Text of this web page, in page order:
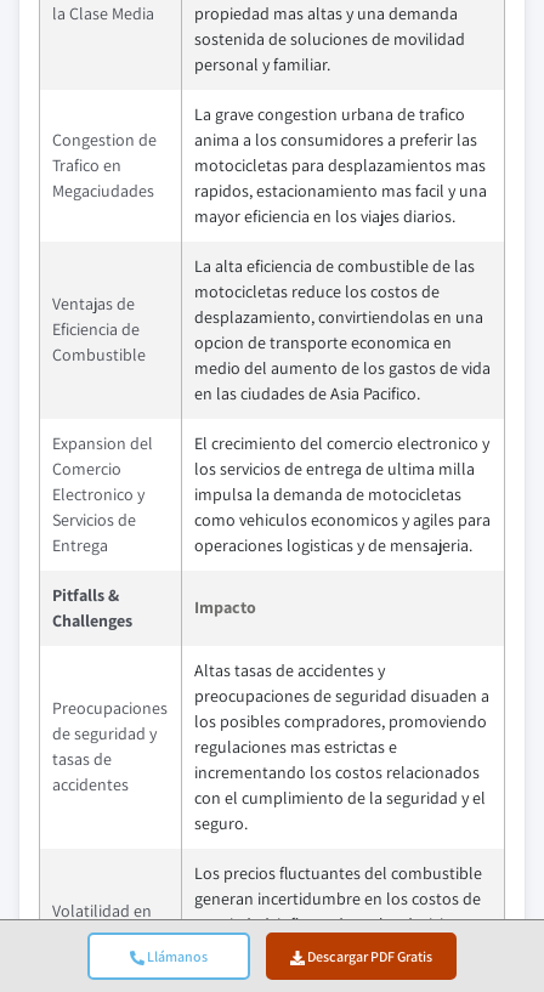
Llámanos Descargar PDF Gratis
la Clase Media
propiedad mas altas y una demanda
sostenida de soluciones de movilidad
personal y familiar.
Congestion de
Trafico en
Megaciudades
La grave congestion urbana de trafico
anima a los consumidores a preferir las
motocicletas para desplazamientos mas
rapidos, estacionamiento mas facil y una
mayor eficiencia en los viajes diarios.
Ventajas de
Eficiencia de
Combustible
La alta eficiencia de combustible de las
motocicletas reduce los costos de
desplazamiento, convirtiendolas en una
opcion de transporte economica en
medio del aumento de los gastos de vida
en las ciudades de Asia Pacifico.
Expansion del
Comercio
Electronico y
Servicios de
Entrega
El crecimiento del comercio electronico y
los servicios de entrega de ultima milla
impulsa la demanda de motocicletas
como vehiculos economicos y agiles para
operaciones logisticas y de mensajeria.
Pitfalls &
Challenges
Impacto
Preocupaciones
de seguridad y
tasas de
accidentes
Altas tasas de accidentes y
preocupaciones de seguridad disuaden a
los posibles compradores, promoviendo
regulaciones mas estrictas e
incrementando los costos relacionados
con el cumplimiento de la seguridad y el
seguro.
Volatilidad en
los precios del
combustible
Los precios fluctuantes del combustible
generan incertidumbre en los costos de
propiedad, influyendo en las decisiones
de compra y potencialmente
ralentizando la demanda de